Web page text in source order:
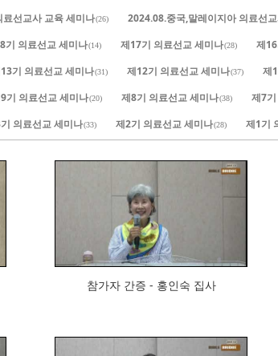
선교사 교육 세미나(26) 2024.08.중국,말레이지아 의료선
기 의료선교 세미나(14) 제17기 의료선교 세미나(28) 제
기 의료선교 세미나(31) 제12기 의료선교 세미나(37) 제
기 의료선교 세미나(20) 제8기 의료선교 세미나(38) 제7
의료선교 세미나(33) 제2기 의료선교 세미나(28) 제1기
참가자 간증 - 홍인숙 집사